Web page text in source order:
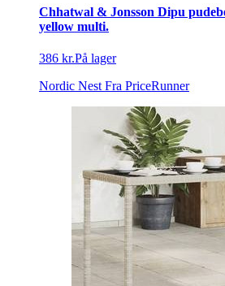
Chhatwal & Jonsson Dipu
yellow multi.
386 kr.På lager
Nordic Nest Fra PriceRunner